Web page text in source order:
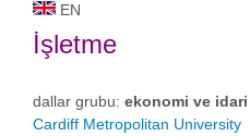
EN
İşletme
dallar grubu: ekonomi ve idari
Cardiff Metropolitan University